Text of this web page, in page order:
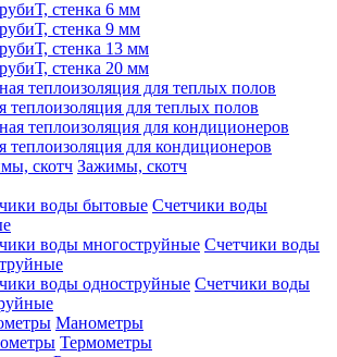
стенка 6 мм
стенка 9 мм
стенка 13 мм
стенка 20 мм
теплоизоляция для теплых полов
теплоизоляция для кондиционеров
Зажимы, скотч
Счетчики воды
Счетчики воды
Счетчики воды
Манометры
Термометры